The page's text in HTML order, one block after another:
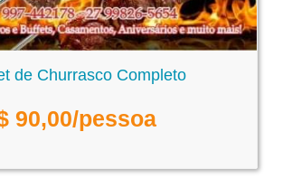
de Churrasco Completo
90,00/pessoa